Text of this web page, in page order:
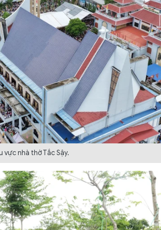
vực nhà thờ Tắc Sậy.